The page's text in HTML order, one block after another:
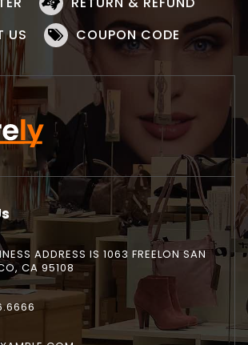
US
COUPON CODE
ADDRESS IS 1063 FREELON SAN
CA 95108